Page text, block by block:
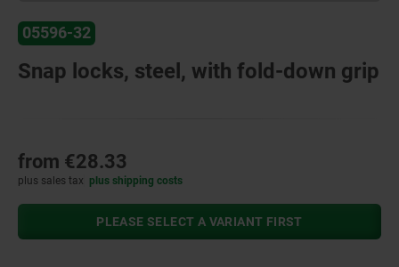
05596-32
Snap locks, steel, with fold-down grip
from €28.33
plus sales tax plus shipping costs
PLEASE SELECT A VARIANT FIRST